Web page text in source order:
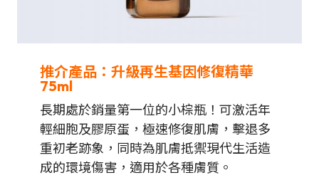
推介產品：升級再生基因修復精華
75ml
長期處於銷量第一位的小棕瓶！可激活年
輕細胞及膠原蛋，極速修復肌膚，擊退多
重初老跡象，同時為肌膚抵禦現代生活造
成的環境傷害，適用於各種膚質。